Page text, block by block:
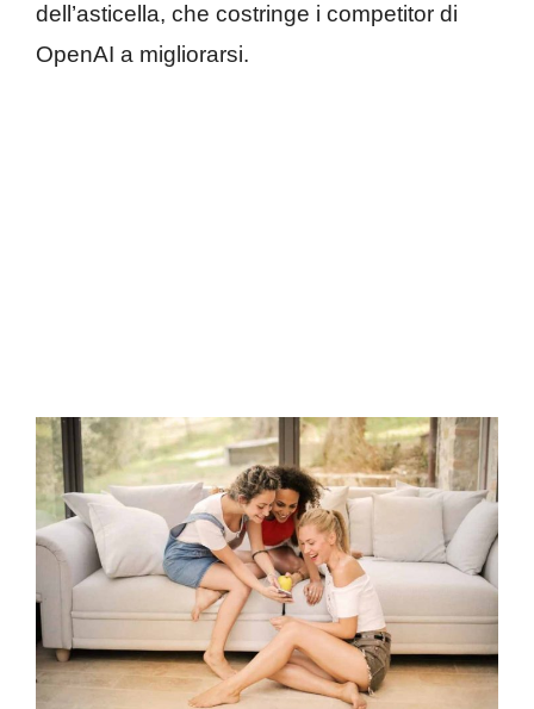
dell’asticella, che costringe i competitor di
OpenAI a migliorarsi.